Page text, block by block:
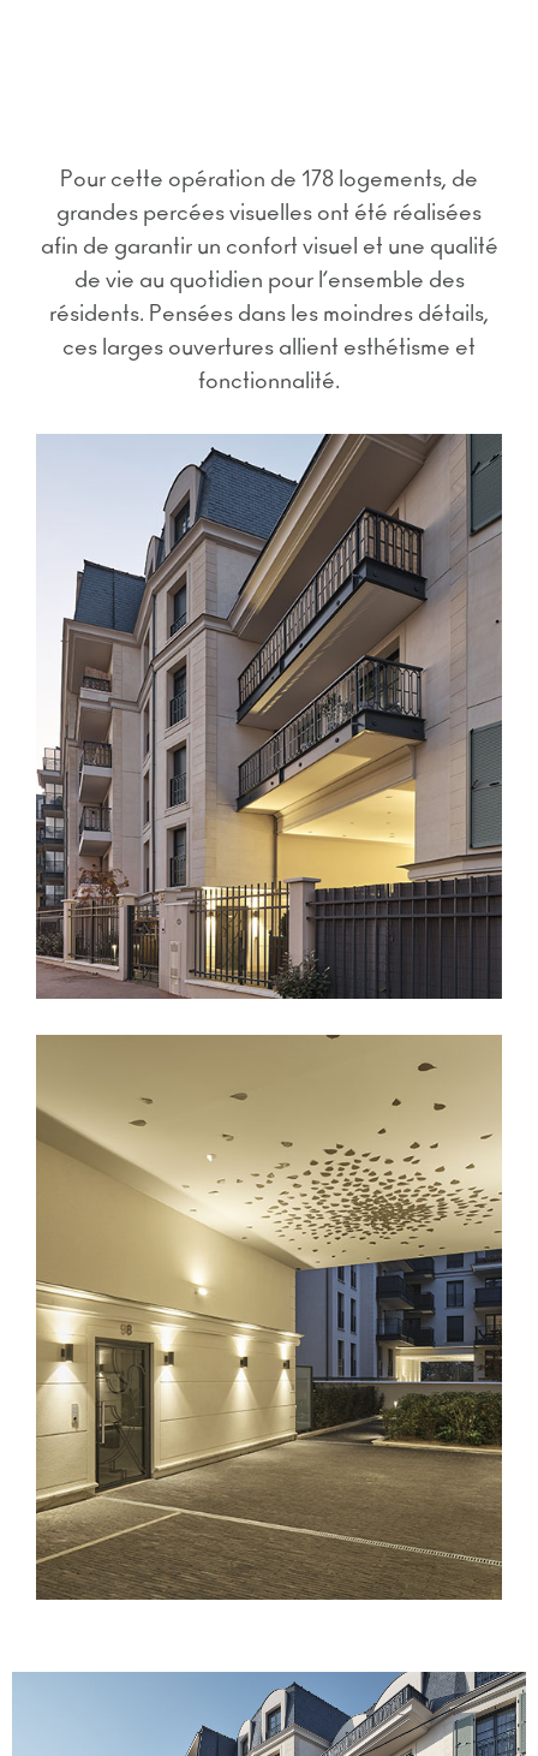
Pour cette opération de 178 logements, de
grandes percées visuelles ont été réalisées
afin de garantir un confort visuel et une qualité
de vie au quotidien pour l’ensemble des
résidents. Pensées dans les moindres détails,
ces larges ouvertures allient esthétisme et
fonctionnalité.